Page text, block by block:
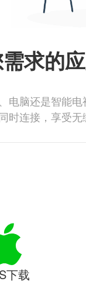
求的
脑还是智能电
连接，享受无
下载